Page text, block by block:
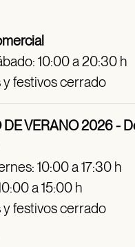
10:00 a 20:30 h
festivos cerrado
DE VERANO 2026 -
10:00 a 17:30 h
a 15:00 h
festivos cerrado